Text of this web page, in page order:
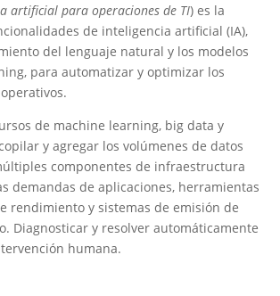
artificial para operaciones de TI) es la
de inteligencia artificial (IA),
del lenguaje natural y los modelos
para automatizar y optimizar los
de machine learning, big data y
y agregar los volúmenes de datos
componentes de infraestructura
demandas de aplicaciones, herramientas
rendimiento y sistemas de emisión de
Diagnosticar y resolver automáticamente
humana.